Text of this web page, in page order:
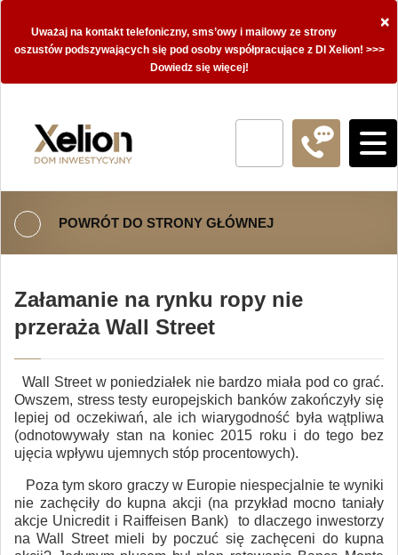
×
Uważaj na kontakt telefoniczny, sms’owy i mailowy ze strony
oszustów podszywających się pod osoby współpracujące z DI Xelion! >>>
Dowiedz się więcej!
POWRÓT DO STRONY GŁÓWNEJ
Załamanie na rynku ropy nie
przeraża Wall Street
Wall Street w poniedziałek nie bardzo miała pod co grać.
Owszem, stress testy europejskich banków zakończyły się
lepiej od oczekiwań, ale ich wiarygodność była wątpliwa
(odnotowywały stan na koniec 2015 roku i do tego bez
ujęcia wpływu ujemnych stóp procentowych).
Poza tym skoro graczy w Europie niespecjalnie te wyniki
nie zachęciły do kupna akcji (na przykład mocno taniały
akcje Unicredit i Raiffeisen Bank) to dlaczego inwestorzy
na Wall Street mieli by poczuć się zachęceni do kupna